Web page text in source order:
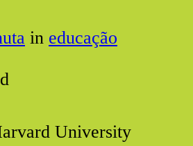
in educação
University